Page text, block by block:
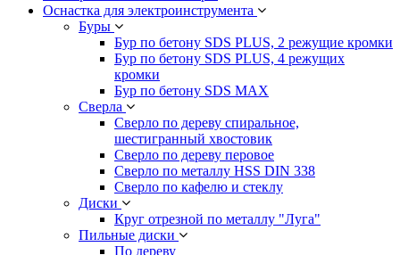
Оснастка для электроинструмента
Буры
Бур по бетону SDS PLUS, 2 режущие кромки
Бур по бетону SDS PLUS, 4 режущих
кромки
Бур по бетону SDS MAX
Сверла
Сверло по дереву спиральное,
шестигранный хвостовик
Сверло по дереву перовое
Сверло по металлу HSS DIN 338
Сверло по кафелю и стеклу
Диски
Круг отрезной по металлу "Луга"
Пильные диски
По дереву